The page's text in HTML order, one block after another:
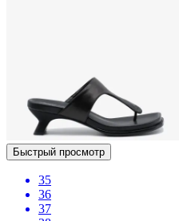
Быстрый просмотр
35
36
37